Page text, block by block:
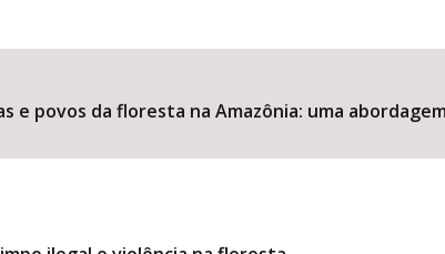
e povos da floresta na Amazônia: uma